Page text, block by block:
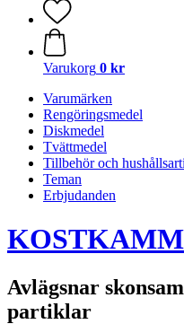
Varukorg 0 kr
Varumärken
Rengöringsmedel
Diskmedel
Tvättmedel
Tillbehör och
Teman
Erbjudanden
KOSTKAMM
Avlägsnar
partiklar